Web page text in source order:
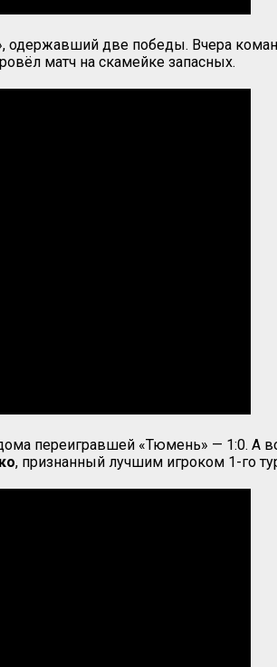
две победы. Вчера
матч на скамейке запасных.
переигравшей «Тюмень» — 1:0. А
, признанный лучшим игроком 1-го